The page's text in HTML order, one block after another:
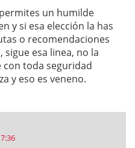
un humilde
y si esa elección la has
o recomendaciones
esa linea, no la
toda seguridad
y eso es veneno.